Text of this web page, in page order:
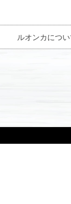
ルオンカにつ